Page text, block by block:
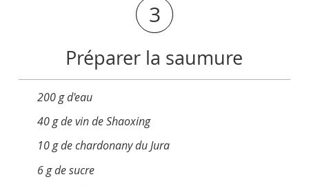
3
Préparer la saumure
200 g d'eau
40 g de vin de Shaoxing
10 g de chardonany du Jura
6 g de sucre